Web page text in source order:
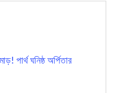
পার্থ ঘনিষ্ঠ অর্পিতার